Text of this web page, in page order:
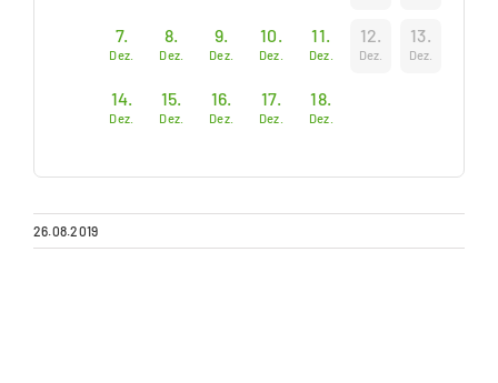
7.
Dez.
8.
Dez.
9.
Dez.
10.
Dez.
11.
Dez.
12.
Dez.
13.
Dez.
14.
Dez.
15.
Dez.
16.
Dez.
17.
Dez.
18.
Dez.
26.08.2019